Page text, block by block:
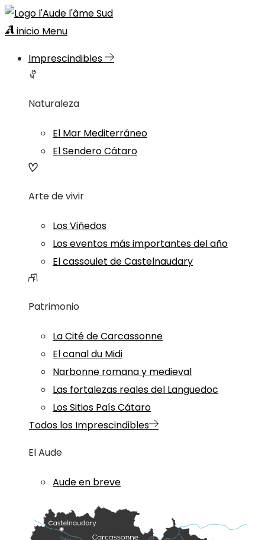
inicio Menu
Imprescindibles
Naturaleza
El Mar Mediterráneo
El Sendero Cátaro
Arte de vivir
Los Viñedos
Los eventos más importantes del año
El cassoulet de Castelnaudary
Patrimonio
La Cité de Carcassonne
El canal du Midi
Narbonne romana y medieval
Las fortalezas reales del Languedoc
Los Sitios País Cátaro
Todos los Imprescindibles
El Aude
Aude en breve